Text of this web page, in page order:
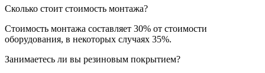
Сколько стоит стоимость монтажа?
Стоимость монтажа составляет 30% от стоимости
оборудования, в некоторых случаях 35%.
Занимаетесь ли вы резиновым покрытием?